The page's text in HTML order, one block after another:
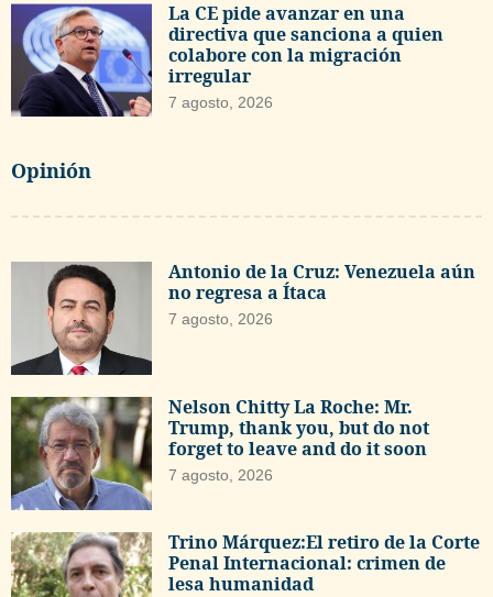
La CE pide avanzar en una
directiva que sanciona a quien
colabore con la migración
irregular
7 agosto, 2026
Opinión
Antonio de la Cruz: Venezuela aún
no regresa a Ítaca
7 agosto, 2026
Nelson Chitty La Roche: Mr.
Trump, thank you, but do not
forget to leave and do it soon
7 agosto, 2026
Trino Márquez:El retiro de la Corte
Penal Internacional: crimen de
lesa humanidad